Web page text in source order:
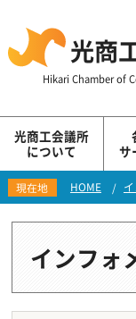
光商
Hikari Chamber of
光商工会議所
について
サ
現在地 HOME
インフォ